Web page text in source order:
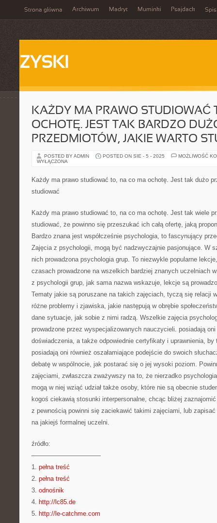
Strona główna Archiwum Madryt Muminki Psajdack Spis
ZYSKI
KAŻDY MA PRAWO STUDIOWAĆ
OCHOTĘ. JEST TAK BARDZO
PRZEDMIOTÓW, JAKIE WARTO
POSTED BY ADMIN POSTED ON SIE - 5 - 2025
MOŻLIWOŚĆ
WYŁĄCZONA
Każdy ma prawo studiować to, na co ma ochotę. Jest tak dużo
studiować
Każdy ma prawo studiować to, na co ma ochotę. Jest tak wiele
studiować, że powinno się przeszukać ich całą ofertę, jaką
Bardzo znana jest współcześnie psychologia, to fascynujący
Zajęcia z psychologii, mogą być nadzwyczajnie pasjonujące. W
nich prowadzona psychologia grup. To niezwykle popularne
czasach prowadzone na wszelkich bardziej znanych uczelniach
z psychologii grup, jak sama nazwa wskazuje, lekcje są
Tematy jakie są poruszane na takich zajęciach, tyczą się relacji
różne problemy i zjawiska, jakie następują w obrębie
dane sytuacje, jak sobie z nimi radzą. Wszelkie zajęcia
prowadzone przez wyspecjalizowanych nauczycieli. posiadają
doświadczenia, a także odpowiednie certyfikaty i uprawnienia,
posiadają oni również oszałamiające podejście do swoich
debatę w wspólnocie, jak postarać się o jej wysoki poziom.
zajęciami, zwłaszcza zważywszy na to, że nierzadko
mogą w niej wziąć udział także osoby, które nie są obecnie
kogoś ciekawią stosunki interpersonalne, chcąc bliżej
z pewnością powinni się zaciekawić takimi zajęciami, lub
na jakiejś formalnej uczelni.
źródło:
———————————
1. pełna treść
2. pełna treść
3. odnośnik
4. http://lc85.de
5. http://le-catchme.com